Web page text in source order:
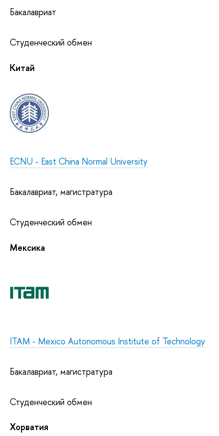
Бакалавриат
Студенческий обмен
Китай
ECNU - East China Normal University
Бакалавриат, магистратура
Студенческий обмен
Мексика
ITAM - Mexico Autonomous Institute of Technology
Бакалавриат, магистратура
Студенческий обмен
Хорватия